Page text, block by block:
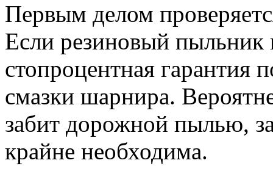
Первым делом
Если резиновый
стопроцентная гарантия
смазки шарнира.
забит дорожной пылью,
крайне необходима.